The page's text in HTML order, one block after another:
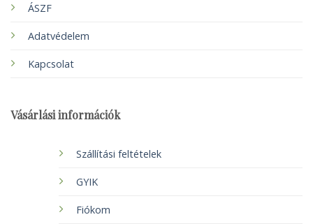
ÁSZF
Adatvédelem
Kapcsolat
Vásárlási információk
Szállítási feltételek
GYIK
Fiókom